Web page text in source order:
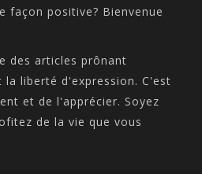
façon positive? Bienvenue
des articles prônant
liberté d'expression. C'est
et de l'apprécier. Soyez
de la vie que vous